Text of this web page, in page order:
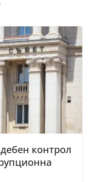
контрол